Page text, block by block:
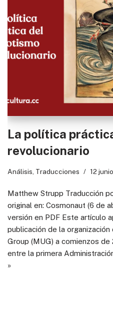
La política
revolucionario
Análisis Traducciones 12
Matthew Strupp Traducción
original en: Cosmonaut (6 de
versión en PDF Este artículo
publicación de la
Group (MUG) a comienzos
entre la primera
»